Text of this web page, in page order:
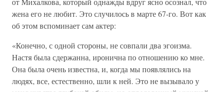
жена его не любит. Это случилось в марте 67-го. Вот как
об этом вспоминает сам актер:
«Конечно, с одной стороны, не совпали два эгоизма.
Настя была сдержанна, иронична по отношению ко мне.
Она была очень известна, и, когда мы появлялись на
людях, все, естественно, шли к ней. Это не вызывало у